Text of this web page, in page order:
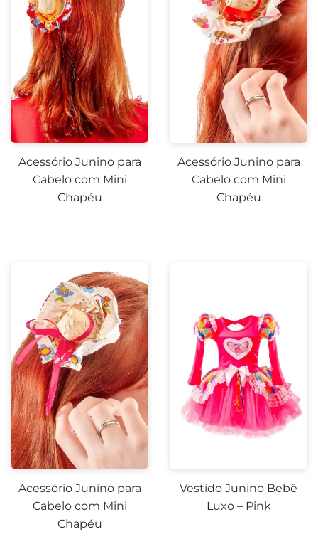
Acessório Junino para
Cabelo com Mini
Chapéu
Acessório Junino para
Cabelo com Mini
Chapéu
Acessório Junino para
Cabelo com Mini
Chapéu
Vestido Junino Bebê
Luxo – Pink
-23% -14%